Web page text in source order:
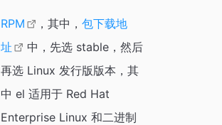
RPM ，其中， 包下载地
址
中，先选 stable，然后
再选 Linux 发行版版本，其
中 el 适用于 Red Hat
Enterprise Linux 和二进制